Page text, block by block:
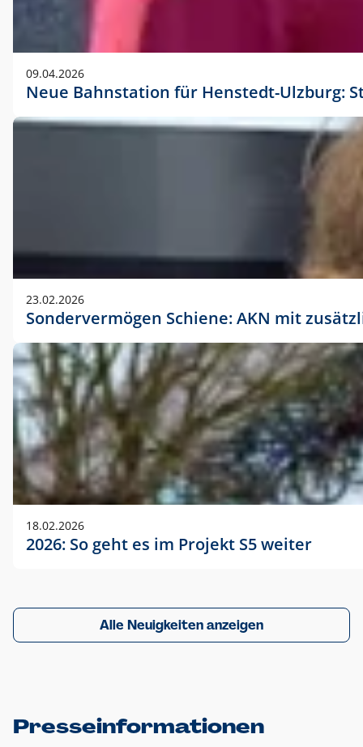
09.04.2026
Neue Bahnstation für Henstedt-Ulzburg:
23.02.2026
Sondervermögen Schiene: AKN mit
18.02.2026
2026: So geht es im Projekt S5 weiter
Alle Neuigkeiten anzeigen
Presseinformationen